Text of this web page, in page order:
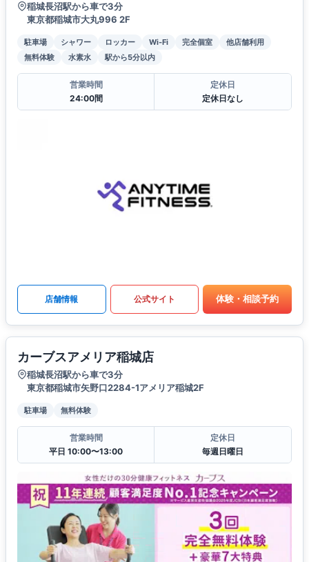
稲城長沼駅から車で3分
東京都稲城市大丸996 2F
駐車場 シャワー ロッカー Wi-Fi 完全個室
他店舗利用
無料体験
水素水 駅から5分以内
営業時間
24:00間
定休日
定休日なし
店舗情報 公式サイト 体験・相談予約
カーブスアメリア稲城店
稲城長沼駅から車で3分
東京都稲城市矢野口2284-1アメリア稲城2F
駐車場 無料体験
営業時間
平日 10:00〜13:00
定休日
毎週日曜日